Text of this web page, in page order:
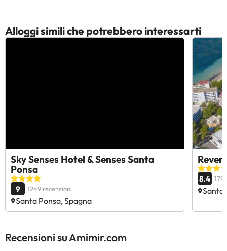
Alloggi simili che potrebbero interessarti
Sky Senses Hotel & Senses Santa
Ponsa
9 1249 recensioni
Santa Ponsa, Spagna
8.4
Santa
Recensioni su Amimir.com